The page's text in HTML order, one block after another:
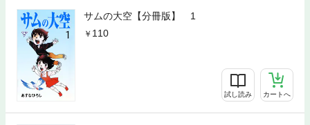
サムの大空【分冊版】 1
110
試し読み カートへ